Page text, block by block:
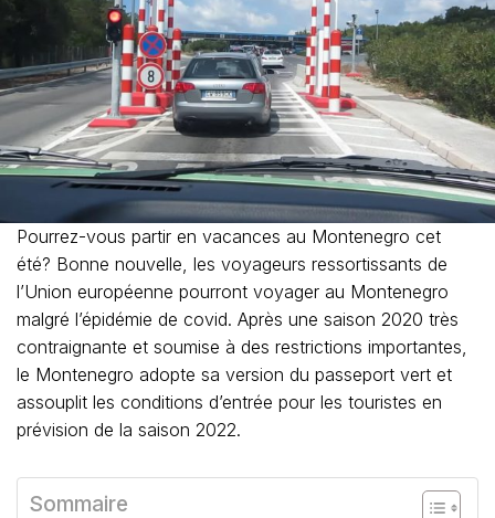
Pourrez-vous partir en vacances au Montenegro cet
été? Bonne nouvelle, les voyageurs ressortissants de
l’Union européenne pourront voyager au Montenegro
malgré l’épidémie de covid. Après une saison 2020 très
contraignante et soumise à des restrictions importantes,
le Montenegro adopte sa version du passeport vert et
assouplit les conditions d’entrée pour les touristes en
prévision de la saison 2022.
Sommaire